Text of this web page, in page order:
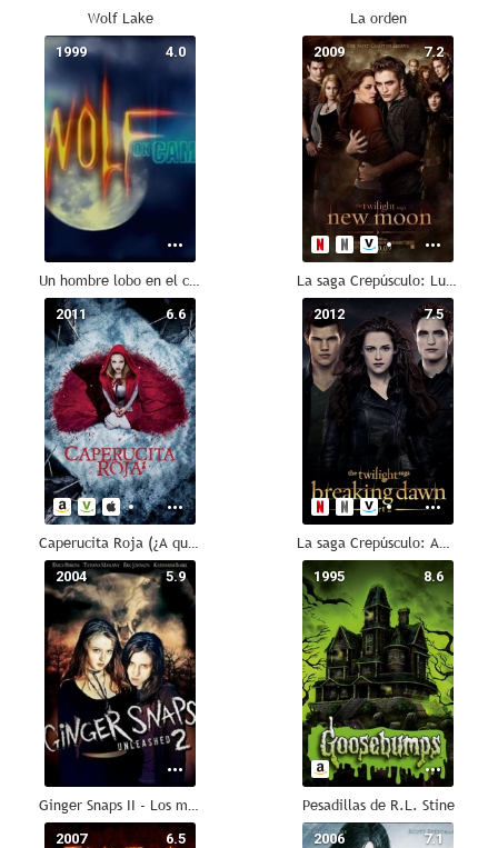
Wolf Lake La orden
4.0
1999
Un hombre lobo en el campus
7.2
2009
La saga Crepúsculo: Luna nueva
6.6
2011
Caperucita Roja (¿A quién tienes miedo?)
7.5
2012
La saga Crepúsculo: Amanecer - Parte 2
5.9
2004
Ginger Snaps II - Los malditos
8.6
1995
Pesadillas de R.L. Stine
6.5
2007 7.1
2006